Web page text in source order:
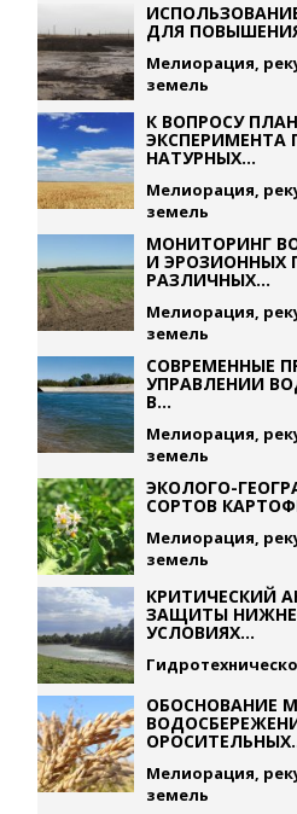
ДЛЯ
Мелиорация,
земель
К ВОПРОСУ
ЭКСПЕРИМЕНТА
НАТУРНЫХ...
Мелиорация,
земель
МОНИТОРИНГ
И ЭРОЗИОННЫХ
РАЗЛИЧНЫХ...
Мелиорация,
земель
СОВРЕМЕННЫЕ
УПРАВЛЕНИИ
В...
Мелиорация,
земель
ЭКОЛОГО-
СОРТОВ
Мелиорация,
земель
КРИТИЧЕСКИЙ
ЗАЩИТЫ
УСЛОВИЯХ...
ОБОСНОВАНИЕ
Мелиорация,
земель